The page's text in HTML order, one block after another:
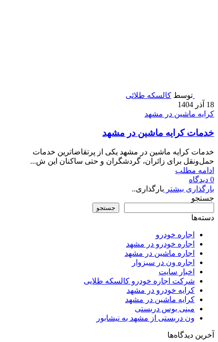
توسط کالسکه طلائی
18 آذر 1404
کرایه ماشین در مشهد
خدمات کرایه ماشین در مشهد
خدمات کرایه ماشین در مشهد یکی از پرتقاضاترین خدمات
حمل‌ونقل برای زائران، گردشگران و حتی ساکنان این ش...
ادامه مطلب
0 دیدگاه
بارگذاری بیشتر بارگذاری..
جستجو
جستجو
دسته‌ها
اجاره خودرو
اجاره خودرو در مشهد
اجاره ماشین در مشهد
اجاره ون در سبزوار
اخبار سایت
شرکت اجاره خودرو کالسکه طلایی
کرایه خودرو در مشهد
کرایه ماشین در مشهد
مینی بوس دربستی
ون دربستی از مشهد به نیشابور
آخرین دیدگاه‌ها